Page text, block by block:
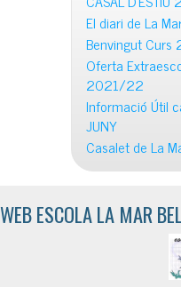
El diari de La
Benvingut
Oferta
2021/22
Informació Útil
JUNY
Casalet de La
WEB ESCOLA LA MAR